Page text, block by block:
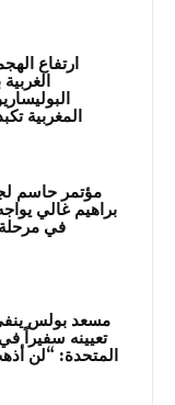
ارتفاع
المغربية
مؤتمر حاسم
براهيم غالي
في
مسعد بولس
تعيينه سفيراً في
المتحدة: “لن